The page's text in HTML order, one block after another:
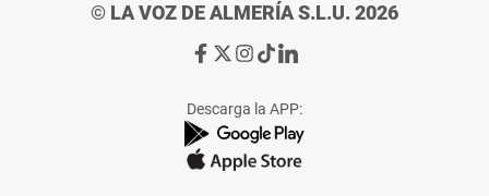
© LA VOZ DE ALMERÍA S.L.U. 2026
Ir
de
La
Voz
Ir
de
La
Voz
Ir
de
La
Voz
Ir
de
La
Voz
Ir
de
La
Voz
Descarga la APP: